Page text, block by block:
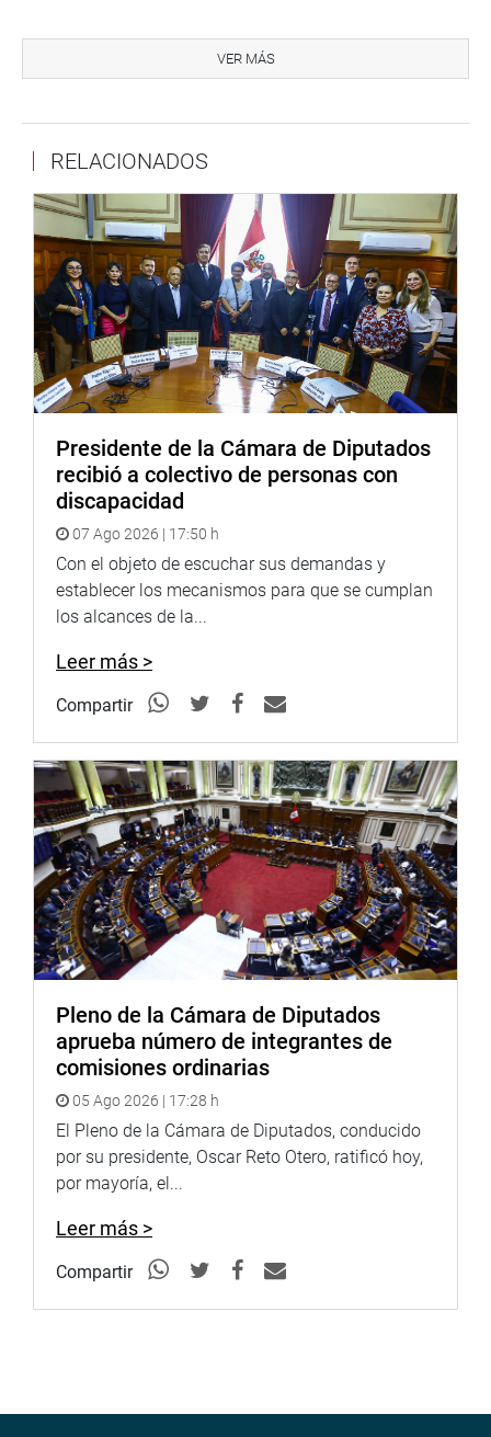
trabajadores CAS. El delegado nacional, Yerson Coacalla
Ramírez, declaró a la salida de la reunión sostenida con el
#ConsensoPorElPerú
OFICINA DE COMUNICACIONES
VER MÁS
RELACIONADOS
Presidente de la Cámara de Diputados
recibió a colectivo de personas con
discapacidad
07 Ago 2026 | 17:50 h
Con el objeto de escuchar sus demandas y
establecer los mecanismos para que se cumplan
los alcances de la...
Leer más >
Compartir
Pleno de la Cámara de Diputados
aprueba número de integrantes de
comisiones ordinarias
05 Ago 2026 | 17:28 h
El Pleno de la Cámara de Diputados, conducido
por su presidente, Oscar Reto Otero, ratificó hoy,
por mayoría, el...
Leer más >
Compartir